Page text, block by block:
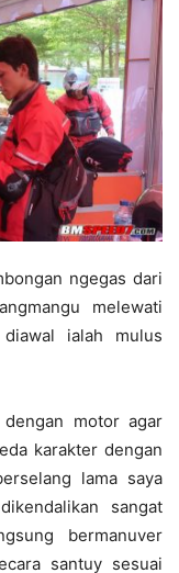
ngegas dari
melewati
ialah mulus
motor agar
karakter dengan
lama saya
sangat
bermanuver
santuy sesuai